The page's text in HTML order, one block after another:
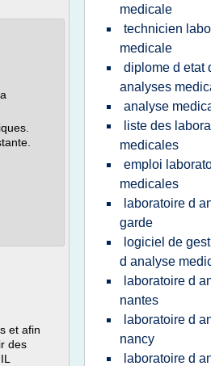
et afin
des
medicale
technicien
medicale
diplome d etat
analyses
analyse
liste des
medicales
emploi
medicales
laboratoire d
garde
logiciel de
d analyse
laboratoire d
nantes
laboratoire d
nancy
laboratoire d